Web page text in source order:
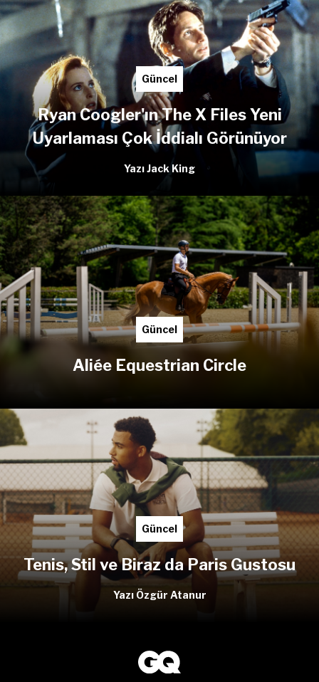
Güncel
Ryan Coogler'ın The X Files Yeni
Uyarlaması Çok İddialı Görünüyor
Yazı Jack King
Güncel
Aliée Equestrian Circle
Güncel
Tenis, Stil ve Biraz da Paris Gustosu
Yazı Özgür Atanur